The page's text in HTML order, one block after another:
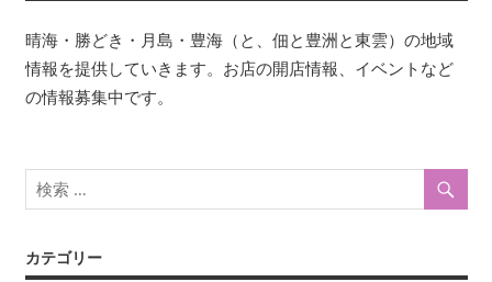
シ
ョ
晴海・勝どき・月島・豊海（と、佃と豊洲と東雲）の地域
情報を提供していきます。お店の開店情報、イベントなど
の情報募集中です。
カテゴリー